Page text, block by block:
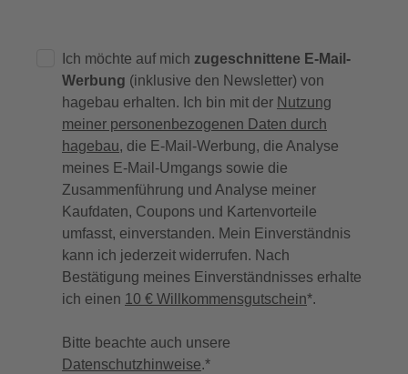
Ich möchte auf mich zugeschnittene E-Mail-
Werbung (inklusive den Newsletter) von
hagebau erhalten. Ich bin mit der Nutzung
meiner personenbezogenen Daten durch
hagebau, die E-Mail-Werbung, die Analyse
meines E-Mail-Umgangs sowie die
Zusammenführung und Analyse meiner
Kaufdaten, Coupons und Kartenvorteile
umfasst, einverstanden. Mein Einverständnis
kann ich jederzeit widerrufen. Nach
Bestätigung meines Einverständnisses erhalte
ich einen 10 € Willkommensgutschein*.
Bitte beachte auch unsere
Datenschutzhinweise.